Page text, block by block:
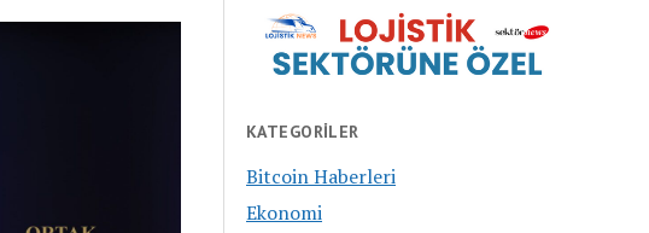
KATEGORILER
Bitcoin Haberleri
Ekonomi